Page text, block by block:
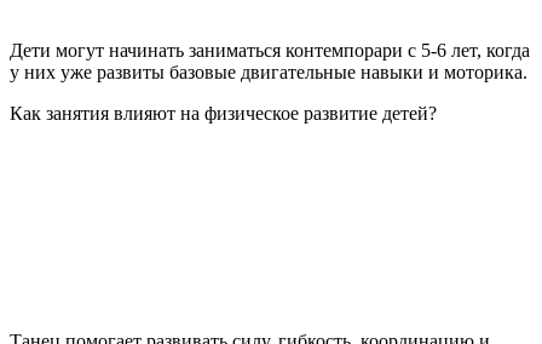
Дети могут начинать заниматься контемпорари с 5-6 лет, когда
у них уже развиты базовые двигательные навыки и моторика.
Как занятия влияют на физическое развитие детей?